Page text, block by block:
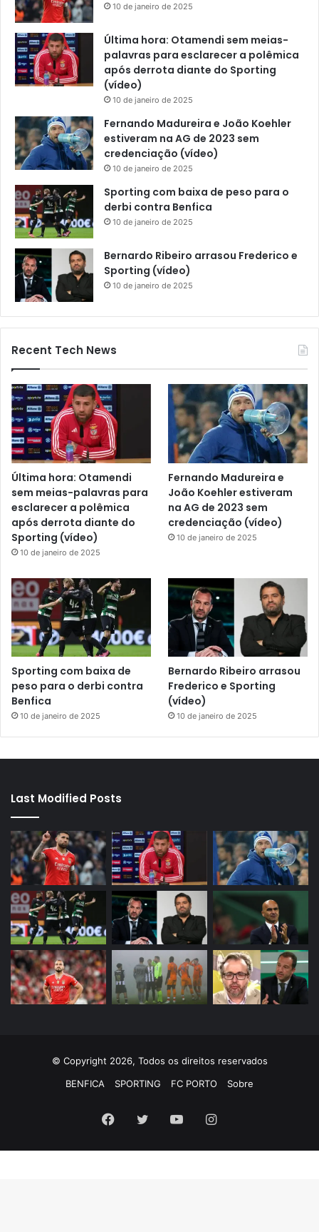
10 de janeiro de 2025
Última hora: Otamendi sem meias-
palavras para esclarecer a polêmica
após derrota diante do Sporting
(vídeo)
10 de janeiro de 2025
Fernando Madureira e João Koehler
estiveram na AG de 2023 sem
credenciação (vídeo)
10 de janeiro de 2025
Sporting com baixa de peso para o
derbi contra Benfica
10 de janeiro de 2025
Bernardo Ribeiro arrasou Frederico e
Sporting (vídeo)
10 de janeiro de 2025
Recent Tech News
Última hora: Otamendi
sem meias-palavras para
esclarecer a polêmica
após derrota diante do
Sporting (vídeo)
10 de janeiro de 2025
Fernando Madureira e
João Koehler estiveram
na AG de 2023 sem
credenciação (vídeo)
10 de janeiro de 2025
Sporting com baixa de
peso para o derbi contra
Benfica
10 de janeiro de 2025
Bernardo Ribeiro arrasou
Frederico e Sporting
(vídeo)
10 de janeiro de 2025
Last Modified Posts
© Copyright 2026, Todos os direitos reservados
BENFICA
SPORTING FC PORTO Sobre
Facebook
TwitterYouTubeInstagram